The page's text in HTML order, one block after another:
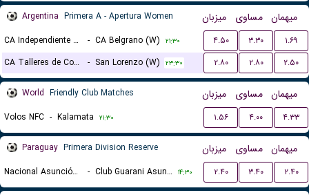
Argentina Primera A - Apertura Women میزبان مساوی میهمان
CA Independiente (W) - CA Belgrano (W) ۲۱:۳۰ ۴.۵۰ ۳.۳۰
۱.۶۹
CA Talleres de Cordoba (W)
- San Lorenzo (W) ۲۳:۳۰ ۲.۸۰ ۲.۸۰ ۲.۵۰
World Friendly Club Matches میزبان مساوی میهمان
Volos NFC - Kalamata ۲۱:۳۰ ۱.۵۶ ۴.۰۰ ۴.۳۳
Paraguay Primera Division Reserve میزبان مساوی میهمان
Nacional Asunción Reserve - Club Guarani Asuncion Reserves ۱۴:۳۰ ۲.۴۰ ۳.۴۰ ۲.۴۰